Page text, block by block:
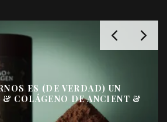
ES (DE VERDAD) UN
& COLÁGENO DE ANCIENT &